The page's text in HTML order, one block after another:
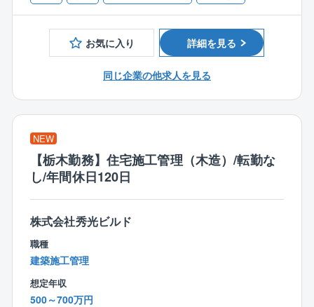
ることが多い施工管理職。
同社では、各現場を効率的に管理できるよう、施工管
理アプリシステム『ANDPAD』を導入。
直接現場へ行かなくても、いつでもどこでもスケジュ
ール・現状の把握が可能なため、移動に時間を取られ
見た目の美しさや機能性などを考慮しながら、外観内
装設計・図面作成・確認申請等を行います。
＜入社後の流れ＞
入社後は、3カ月～半年間のOJT研修を通じて業務を習
・座学研修
∟CADの使い方や打ち合わせ時のポイントを学びま
す。
・先輩社員との同行
∟まずは図面のトレースなど簡単な業務からスター
ト。
・独り立ちまでのサポート
∟未経験者でも約1年で独り立ちが可能。
経験者にはスキルに応じた業務をお任せします。
＜仕事の魅力＞
◆お客様の理想を叶えるやりがい◆
「こんな家を建てたい」というお客様の理想を叶えら
■設計事務所でのご経験
■建設業者・工務店・インテリア業界でのご経験
お気に入り 詳細を見る
同じ企業の他求人を見る
NEW
【栃木勤務】住宅施工管理（木造）/転勤な
し/年間休日120日
株式会社秀光ビルド
職種
建築施工管理
想定年収
500～700万円